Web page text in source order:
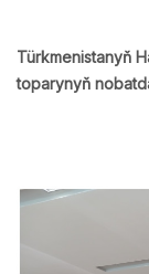
Türkmenistanyň
toparynyň